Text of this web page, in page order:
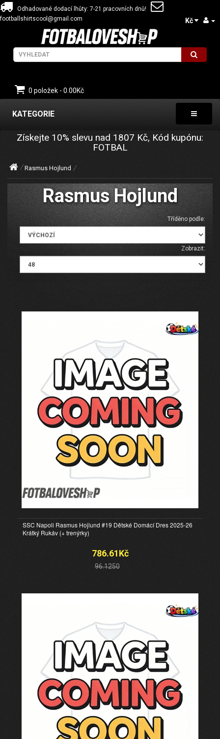
Odhadované dodací lhůty: 7-21 pracovních dnů!
footballshirtscool@gmail.com
Kč
0 položek - 0.00Kč
KATEGORIE
Získejte 10% slevu nad 1807 Kč, Kód kupónu:
FOTBAL
Rasmus Hojlund
Rasmus Hojlund
Tříděno podle:
Zobrazit:
SSC Napoli Rasmus Hojlund #19 Dětské Domácí Dres 2025-26
Krátký Rukáv (+ trenýrky)
786.61Kč
96.1250